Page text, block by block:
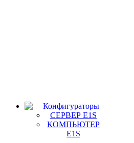
Конфигураторы
СЕРВЕР E1S
КОМПЬЮТЕР
E1S